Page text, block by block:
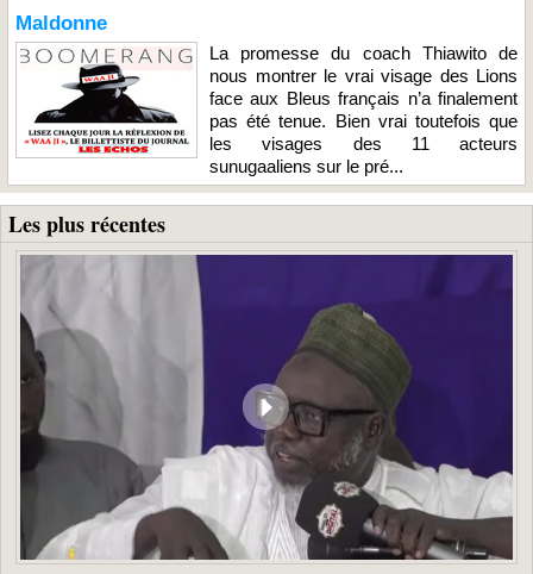
Maldonne
La promesse du coach Thiawito de
nous montrer le vrai visage des Lions
face aux Bleus français n’a finalement
pas été tenue. Bien vrai toutefois que
les visages des 11 acteurs
sunugaaliens sur le pré...
Les plus récentes